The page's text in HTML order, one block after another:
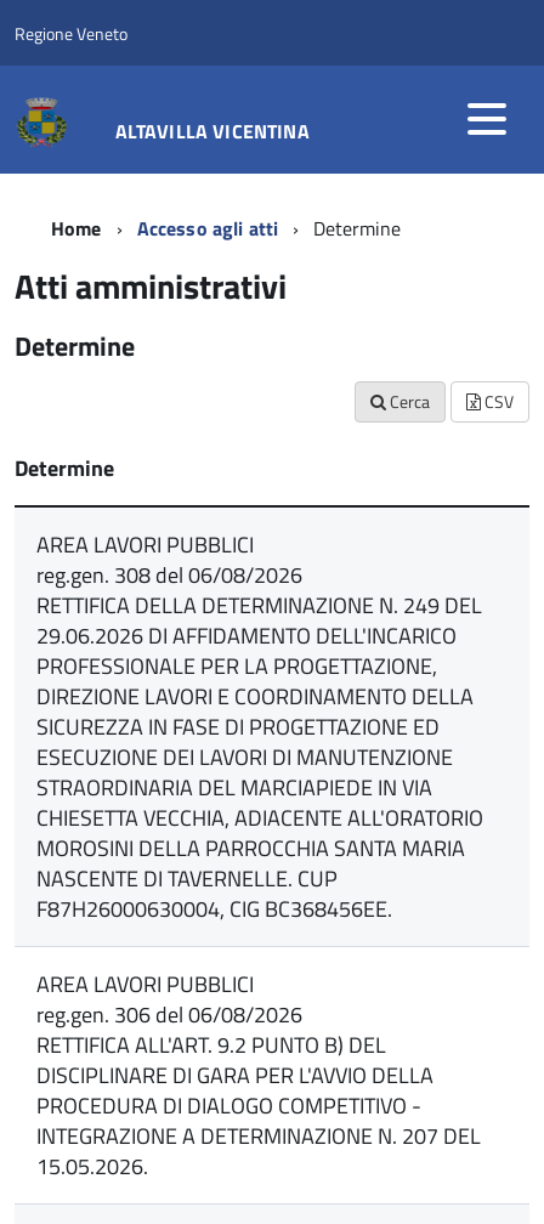
Regione Veneto
ALTAVILLA VICENTINA
Home Accesso agli atti Determine
Atti amministrativi
Determine
Cerca CSV
Determine
AREA LAVORI PUBBLICI
reg.gen. 308 del 06/08/2026
RETTIFICA DELLA DETERMINAZIONE N. 249 DEL
29.06.2026 DI AFFIDAMENTO DELL'INCARICO
PROFESSIONALE PER LA PROGETTAZIONE,
DIREZIONE LAVORI E COORDINAMENTO DELLA
SICUREZZA IN FASE DI PROGETTAZIONE ED
ESECUZIONE DEI LAVORI DI MANUTENZIONE
STRAORDINARIA DEL MARCIAPIEDE IN VIA
CHIESETTA VECCHIA, ADIACENTE ALL'ORATORIO
MOROSINI DELLA PARROCCHIA SANTA MARIA
NASCENTE DI TAVERNELLE. CUP
F87H26000630004, CIG BC368456EE.
AREA LAVORI PUBBLICI
reg.gen. 306 del 06/08/2026
RETTIFICA ALL'ART. 9.2 PUNTO B) DEL
DISCIPLINARE DI GARA PER L'AVVIO DELLA
PROCEDURA DI DIALOGO COMPETITIVO -
INTEGRAZIONE A DETERMINAZIONE N. 207 DEL
15.05.2026.